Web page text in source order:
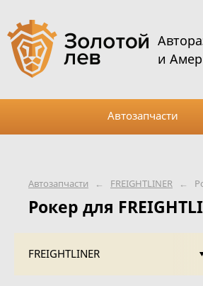
Автозапчасти ← FREIGHTLINER ←
Рокер для
FREIGHTLINER
и
Автозапчасти